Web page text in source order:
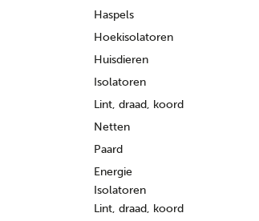
Haspels
Hoekisolatoren
Huisdieren
Isolatoren
Lint, draad, koord
Netten
Paard
Energie
Isolatoren
Lint, draad, koord